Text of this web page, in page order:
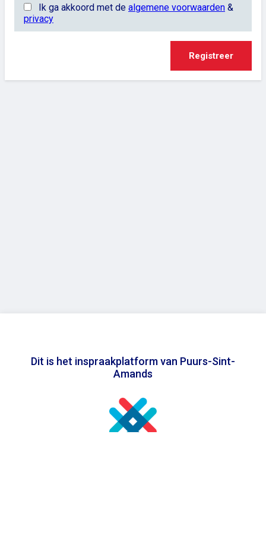
Ik ga akkoord met de algemene voorwaarden &
privacy
Registreer
Dit is het inspraakplatform van Puurs-Sint-
Amands